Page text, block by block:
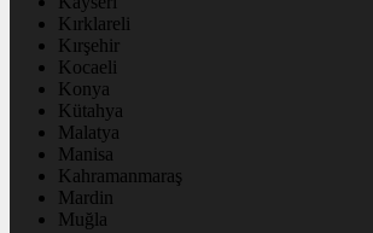
Kırklareli
Kırşehir
Kocaeli
Konya
Kütahya
Malatya
Manisa
Kahramanmaraş
Mardin
Muğla